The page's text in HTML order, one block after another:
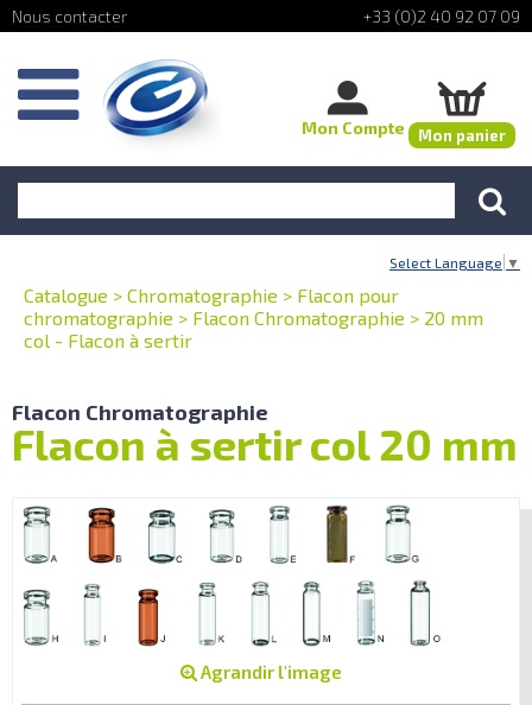
+33 (0)2 40 92 07 09
Mon Compte Mon panier
Select Language ▼
Catalogue > Chromatographie > Flacon pour
chromatographie > Flacon Chromatographie > 20 mm
col - Flacon à sertir
Flacon Chromatographie
Flacon à sertir col 20 mm
Agrandir l'image